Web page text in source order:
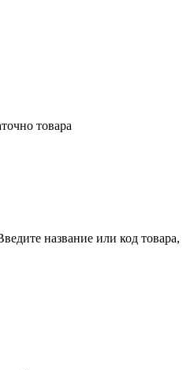
товара
название или код товара,